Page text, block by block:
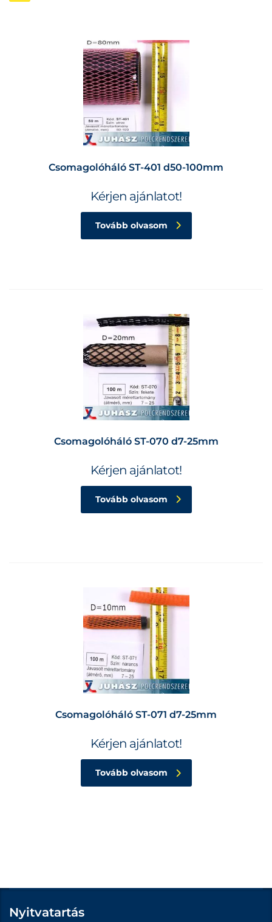
Csomagolóháló ST-401 d50-100mm
Kérjen ajánlatot!
Tovább olvasom
Csomagolóháló ST-070 d7-25mm
Kérjen ajánlatot!
Tovább olvasom
Csomagolóháló ST-071 d7-25mm
Kérjen ajánlatot!
Tovább olvasom
Nyitvatartás